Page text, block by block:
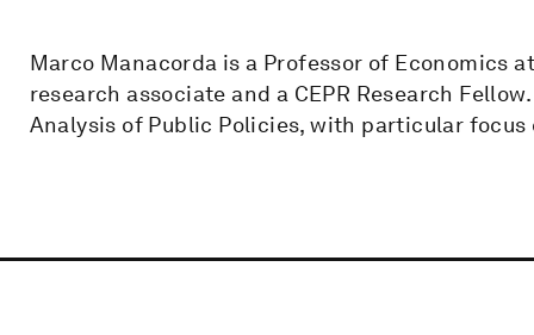
Marco Manacorda is a Professor of Economics
research associate and a CEPR Research
Analysis of Public Policies, with particular